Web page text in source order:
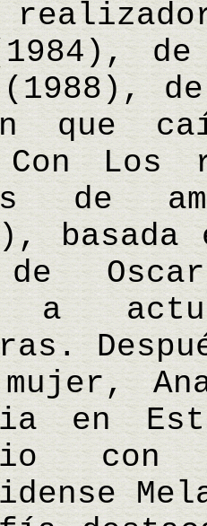
que
Los
de
Oscar
a
mujer,
en